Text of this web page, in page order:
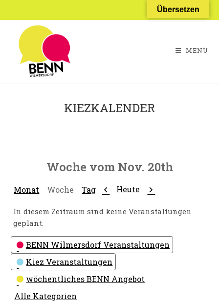
Inhalt
springen
MENÜ
KIEZKALENDER
Woche vom Nov. 20th
Monat Woche Tag Zurück
Heute Weiter
In diesem Zeitraum sind keine Veranstaltungen
geplant.
Kategorien
BENN Wilmersdorf Veranstaltungen
Kiez Veranstaltungen
wöchentliches BENN Angebot
Alle Kategorien
Übersetzen